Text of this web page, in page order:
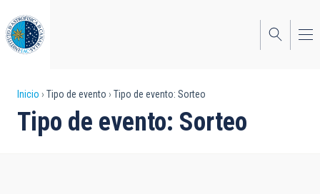
al
contenido
principal
Sobrescribir
enlaces
Inicio Tipo de evento Tipo de evento: Sorteo
Tipo de evento: Sorteo